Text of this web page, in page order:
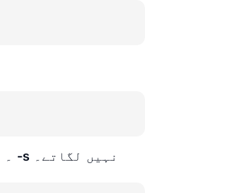
-s نہیں لگاتے۔